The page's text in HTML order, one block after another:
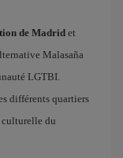
de Madrid et
Malasaña
LGTBI.
différents quartiers
culturelle du